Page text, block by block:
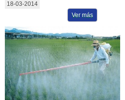
18-03-2014
Ver más